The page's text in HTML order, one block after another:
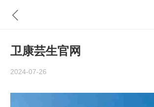
卫康芸生官网
2024-07-26